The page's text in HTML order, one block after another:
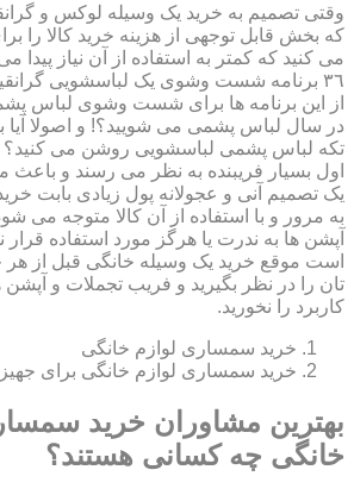
وقتی تصمیم به خرید یک وسیله لوکس و
که بخش قابل توجهی از هزینه خرید کالا را
می کنید که کمتر به استفاده از آن نیاز پیدا
٣٦ برنامه شست وشوی یک لباسشویی
از این برنامه ها برای شست وشوی لباس
در سال لباس پشمی می شویید؟! و اصولا آیا
تکه لباس پشمی لباسشویی روشن می کنید؟
اول بسیار فریبنده به نظر می رسند و
یک تصمیم آنی و عجولانه پول زیادی بابت
به مرور و با استفاده از آن کالا متوجه می
آپشن ها به ندرت یا هرگز مورد استفاده قرار
است موقع خرید یک وسیله خانگی قبل از هر
تان را در نظر بگیرید و فریب تجملات و
کاربرد را نخورید.
خرید سمساری لوازم خانگی
خرید سمساری لوازم خانگی برای
بهترین مشاوران خرید
خانگی چه کسانی هستند؟